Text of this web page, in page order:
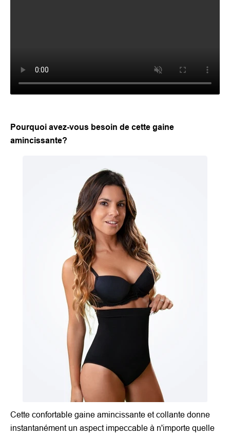
Pourquoi avez-vous besoin de cette gaine
amincissante?
Cette confortable gaine amincissante et collante donne
instantanément un aspect impeccable à n'importe quelle